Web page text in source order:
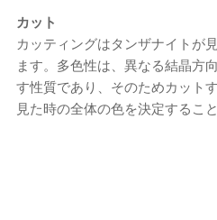
カット
カッティングはタンザナイトが
ます。多色性は、異なる結晶方
す性質であり、そのためカット
見た時の全体の色を決定するこ